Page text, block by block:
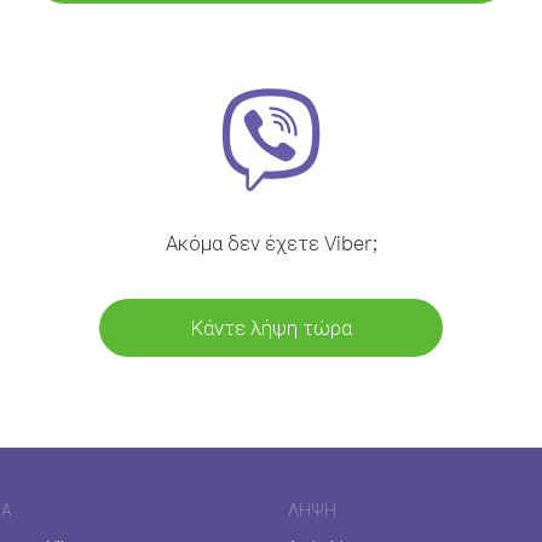
Ακόμα δεν έχετε Viber;
Κάντε λήψη τώρα
ΛΉΨΗ